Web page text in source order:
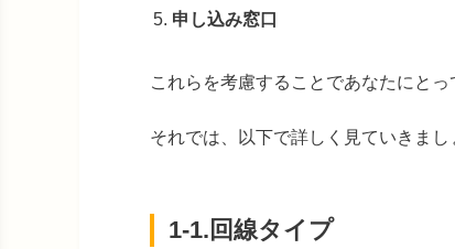
申し込み窓口
これらを考慮することであなたにと
それでは、以下で詳しく見ていきまし
1-1.回線タイプ